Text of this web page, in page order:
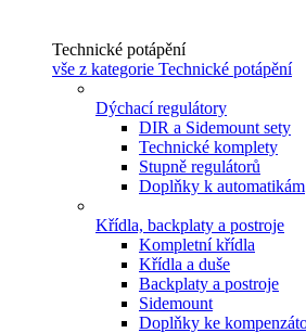
Technické potápění
vše z kategorie Technické potápění
Dýchací regulátory
DIR a Sidemount sety
Technické komplety
Stupně regulátorů
Doplňky k automatikám
Křídla, backplaty a postroje
Kompletní křídla
Křídla a duše
Backplaty a postroje
Sidemount
Doplňky ke